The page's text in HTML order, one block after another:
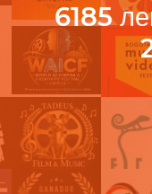
6185